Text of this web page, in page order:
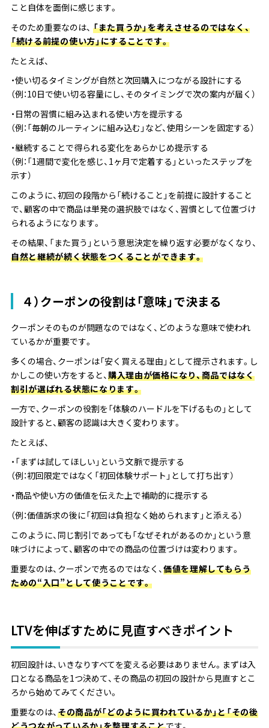
こと自体を面倒に感じます。
そのため重要なのは、 「また買うか」を考えさせるのではなく、
「続ける前提の使い方」にすることです。
たとえば、
・使い切るタイミングが自然と次回購入につながる設計にする
（例：10日で使い切る容量にし、そのタイミングで次の案内が届く）
・日常の習慣に組み込まれる使い方を提示する
（例：「毎朝のルーティンに組み込む」など、使用シーンを固定する）
・継続することで得られる変化をあらかじめ提示する
（例：「1週間で変化を感じ、1ヶ月で定着する」といったステップを
示す）
このように、初回の段階から「続けること」を前提に設計すること
で、顧客の中で商品は単発の選択肢ではなく、習慣として位置づけ
られるようになります。
その結果、「また買う」という意思決定を繰り返す必要がなくなり、
自然と継続が続く状態をつくることができます。
４）クーポンの役割は「意味」で決まる
クーポンそのものが問題なのではなく、どのような意味で使われ
ているかが重要です。
多くの場合、クーポンは「安く買える理由」として提示されます。し
かしこの使い方をすると、 購入理由が価格になり、商品ではなく
割引が選ばれる状態になります。
一方で、クーポンの役割を「体験のハードルを下げるもの」として
設計すると、顧客の認識は大きく変わります。
たとえば、
・「まずは試してほしい」という文脈で提示する
（例：初回限定ではなく「初回体験サポート」として打ち出す）
・商品や使い方の価値を伝えた上で補助的に提示する
（例：価値訴求の後に「初回は負担なく始められます」と添える）
このように、同じ割引であっても「なぜそれがあるのか」という意
味づけによって、顧客の中での商品の位置づけは変わります。
重要なのは、クーポンで売るのではなく、 価値を理解してもらう
ための“入口”として使うことです。
LTVを伸ばすために見直すべきポイント
初回設計は、いきなりすべてを変える必要はありません。まずは入
口となる商品を1つ決めて、その商品の初回の設計から見直すとこ
ろから始めてみてください。
重要なのは、 その商品が「どのように買われているか」と「その後
どうつながっているか」を整理することです。